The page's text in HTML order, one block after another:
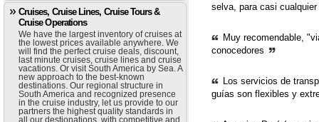
Cruises, Cruise Lines, Cruise Tours &
Cruise Operations
We have the largest inventory of cruises at
the lowest prices available anywhere. We
will find the perfect cruise deals, discount,
last minute cruises, cruise lines and cruise
vacations. Or visit South America by Sea. A
new approach to the best-known
destinations. Our regional structure in
South America and recognized presence
in the cruise industry, let us provide to our
partners the highest quality standards in
all our destionations, with competitive and
selva, para casi
Muy recomendable,
conocedores
Los servicios de
guías son flexibles y